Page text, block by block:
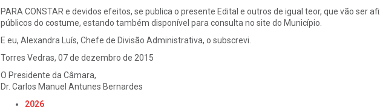
PARA CONSTAR e devidos efeitos, se publica o presente Edital e outros de igual teor, que vão ser
públicos do costume, estando também disponível para consulta no site do Município.
E eu, Alexandra Luís, Chefe de Divisão Administrativa, o subscrevi.
Torres Vedras, 07 de dezembro de 2015
O Presidente da Câmara,
Dr. Carlos Manuel Antunes Bernardes
2026